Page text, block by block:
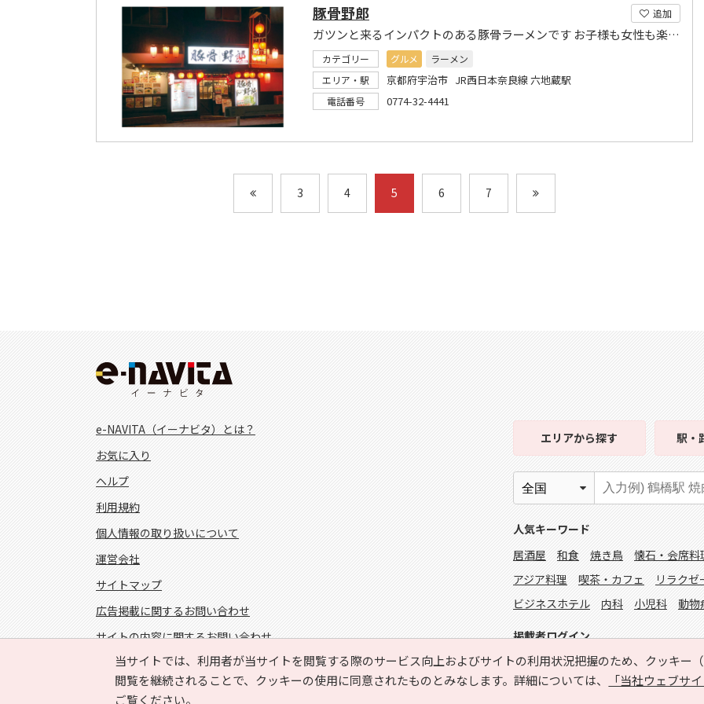
追加
豚骨野郎
ガツンと来るインパクトのある豚骨ラーメンです お子様も女性も楽しめる臭みの無いラーメンです
カテゴリー グルメ
ラーメン
エリア・駅
京都府宇治市 JR西日本奈良線 六地蔵駅
電話番号 0774-32-4441
3 4 5 6 7
当サイトでは、利用者が当サイトを閲覧する際のサービス向上およびサイトの利用状況把握のため、クッキー
閲覧を継続されることで、クッキーの使用に同意されたものとみなします。詳細については、
「当社ウェブサ
ご覧ください。
e-NAVITA（イーナビタ）とは？
お気に入り
ヘルプ
利用規約
個人情報の取り扱いについて
運営会社
サイトマップ
広告掲載に関するお問い合わせ
サイトの内容に関するお問い合わせ
エリアから探す 駅・
人気キーワード
居酒屋
和食 焼き鳥 懐石・会席料
アジア料理
喫茶・カフェ リラクゼ
ビジネスホテル
内科 小児科 動物
掲載者ログイン
FOLLOW US!